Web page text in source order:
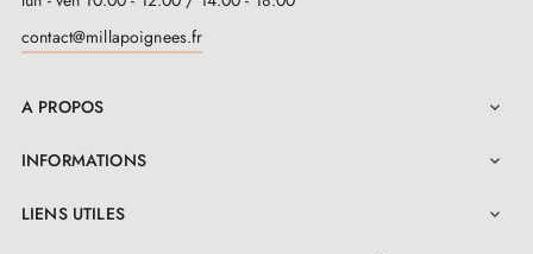
contact@millapoignees.fr
A PROPOS 
INFORMATIONS 
LIENS UTILES 